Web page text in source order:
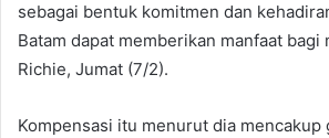
sebagai bentuk komitmen dan
Batam dapat memberikan manfaat bagi
Richie, Jumat (7/2).
Kompensasi itu menurut dia mencakup